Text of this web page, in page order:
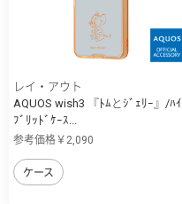
レイ・アウト
AQUOS wish3 『ﾄﾑとｼﾞｪﾘｰ』/ﾊｲ
ﾌﾞﾘｯﾄﾞｹｰｽ...
参考価格￥2,090
ケース